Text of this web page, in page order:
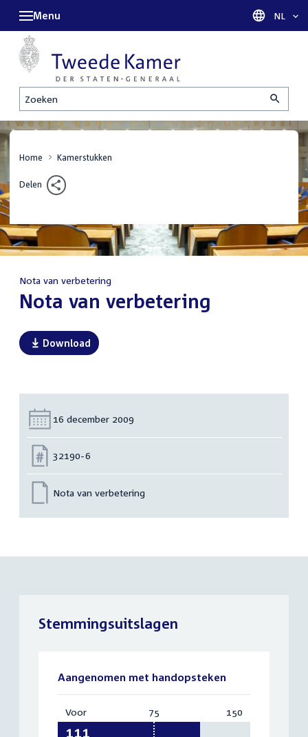
Zoeken
Menu Taal
NL
Home Kamerstukken
Delen
Nota van verbetering
:Nota van verbetering
Download
Datum:
16 december 2009
Nummer:
32190-6
Nota van verbetering
Stemmingsuitslagen
Aangenomen met handopsteken
Voor:
111
75 150